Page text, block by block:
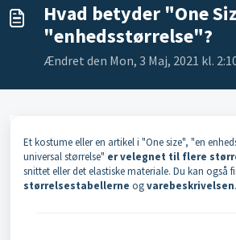
Hvad betyder "One
"enhedsstørrelse"?
Ændret den Mon, 3 Maj, 2021 kl.
Et kostume eller en artikel i "One size", "en
universal størrelse" er velegnet til flere
snittet eller det elastiske materiale. Du kan også
størrelsestabellerne ogvarebeskrivelsen.